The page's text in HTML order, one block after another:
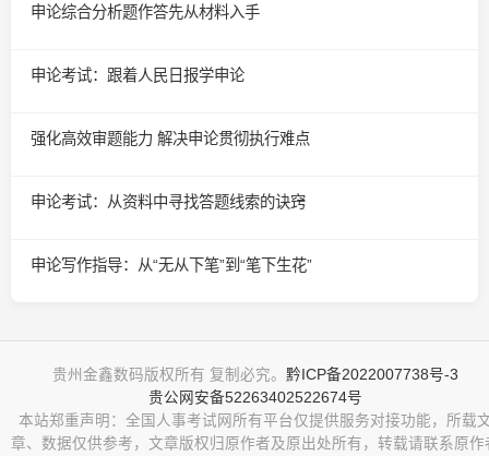
申论综合分析题作答先从材料入手
申论考试：跟着人民日报学申论
强化高效审题能力 解决申论贯彻执行难点
申论考试：从资料中寻找答题线索的诀窍
申论写作指导：从“无从下笔”到“笔下生花”
贵州金鑫数码版权所有 复制必究。 黔ICP备2022007738号-3
贵公网安备52263402522674号
本站郑重声明：全国人事考试网所有平台仅提供服务对接功能，所载
章、数据仅供参考，文章版权归原作者及原出处所有，转载请联系原作